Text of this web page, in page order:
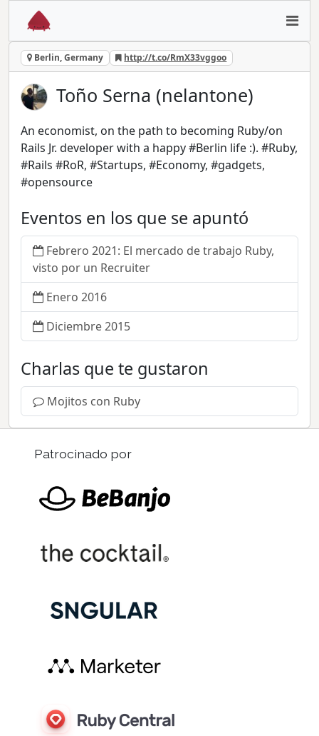
Berlin, Germany http://t.co/RmX33vggoo
Toño Serna (nelantone)
An economist, on the path to becoming Ruby/on
Rails Jr. developer with a happy #Berlin life :). #Ruby,
#Rails #RoR, #Startups, #Economy, #gadgets,
#opensource
Eventos en los que se apuntó
Febrero 2021: El mercado de trabajo Ruby,
visto por un Recruiter
Enero 2016
Diciembre 2015
Charlas que te gustaron
Mojitos con Ruby
Patrocinado por